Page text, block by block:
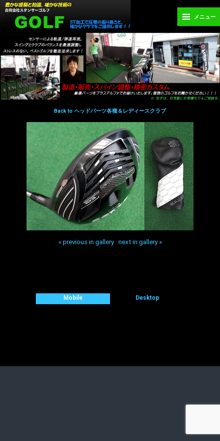
メニュー
Back to ヘッドパーツ各種＆レディースクラブ
« previous in gallery next in gallery »
Mobile Desktop